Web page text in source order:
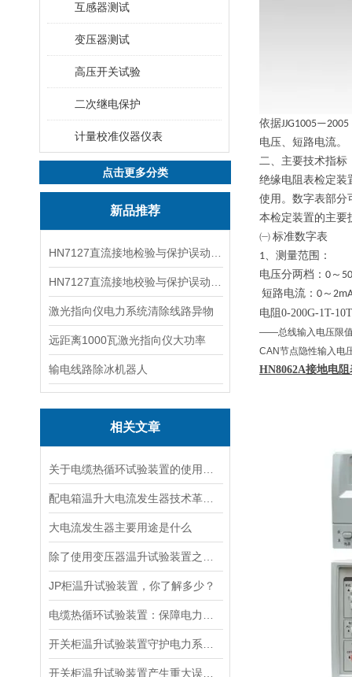
互感器测试
变压器测试
高压开关试验
二次继电保护
计量校准仪器仪表
点击更多分类
新品推荐
激光指向仪电力系统清除线路异物
远距离1000瓦激光指向仪大功率
输电线路除冰机器人
相关文章
大电流发生器主要用途是什么
JP柜温升试验装置，你了解多少？
依据JJG1005—2005
电压、短路电流。
二、主要技术指标
绝缘电阻表检定装
使用。数字表部分
本检定装置的主要
㈠ 标准数字表
1、测量范围：
电压分两档： 0 ～
短路电流： 0 ～
电阻 0-200G-1T-10T
——总线输入电压限值
CAN节点隐性输入电
HN8062A接地电阻